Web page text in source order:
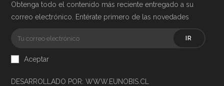
Obtenga todo el contenido más reciente entregado a su
correo electrónico. Entérate primero de las novedades
IR
Aceptar
DESARROLLADO POR: WWW.EUNOBIS.CL